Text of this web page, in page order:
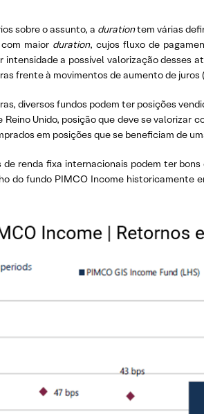
sobre o assunto, a durationtem várias
maior duration, cujos fluxo de
a possível valorização desses
frente à movimentos de aumento de juros
diversos fundos podem ter posições
Reino Unido, posição que deve se valorizar
em posições que se beneficiam de
renda fixa internacionais podem ter
do fundo PIMCO Income